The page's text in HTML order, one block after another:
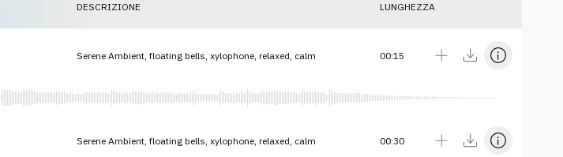
DESCRIZIONE LUNGHEZZA
Serene Ambient, floating bells, xylophone, relaxed, calm 00:15
Serene Ambient, floating bells, xylophone, relaxed, calm 00:30